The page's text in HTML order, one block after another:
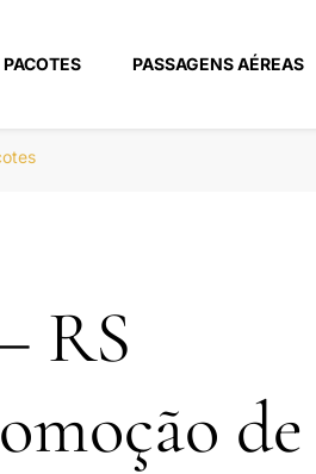
PACOTES PASSAGENS AÉREAS
RS
de